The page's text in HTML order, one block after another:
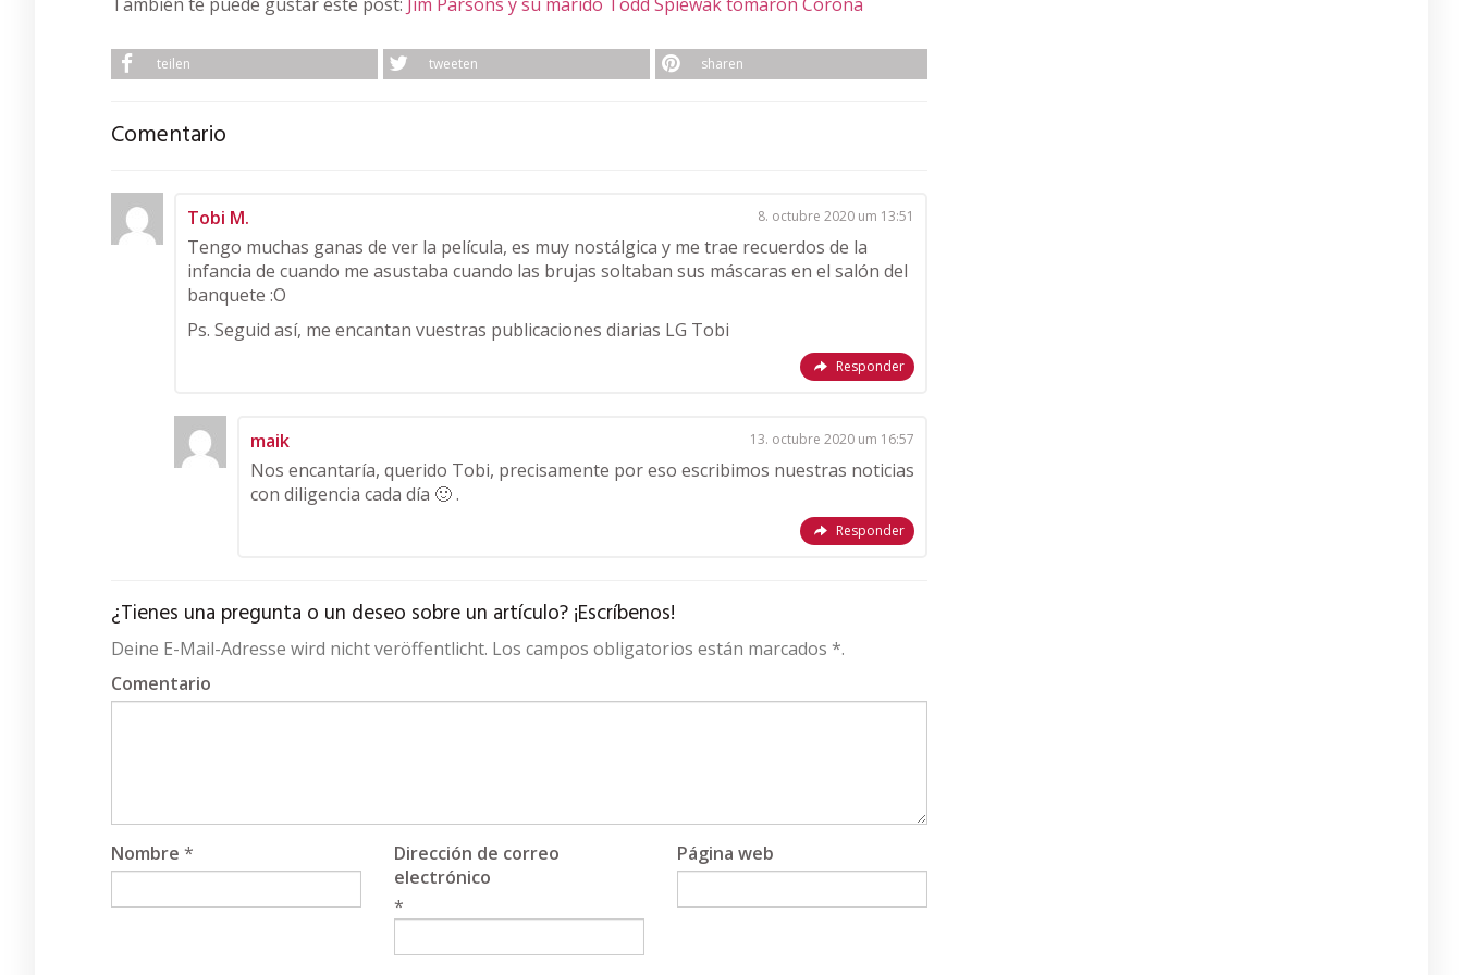
teilen tweeten sharen
Comentario
Tobi M. 8. octubre 2020 um 13:51
Tengo muchas ganas de ver la película, es muy nostálgica y me trae recuerdos de la
infancia de cuando me asustaba cuando las brujas soltaban sus máscaras en el salón del
banquete :O
Ps. Seguid así, me encantan vuestras publicaciones diarias LG Tobi
Responder
maik 13. octubre 2020 um 16:57
Nos encantaría, querido Tobi, precisamente por eso escribimos nuestras noticias
con diligencia cada día 🙂 .
Responder
¿Tienes una pregunta o un deseo sobre un artículo? ¡Escríbenos!
Deine E-Mail-Adresse wird nicht veröffentlicht. Los campos obligatorios están marcados *.
Comentario
Nombre *
Dirección de correo
electrónico
*
Página web